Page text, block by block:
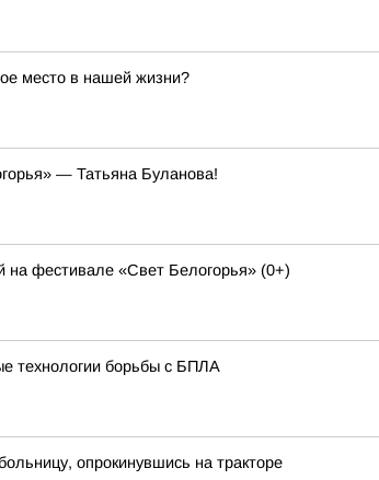
место в нашей жизни?
— Татьяна Буланова!
на фестивале «Свет Белогорья» (0+)
технологии борьбы с БПЛА
опрокинувшись на тракторе